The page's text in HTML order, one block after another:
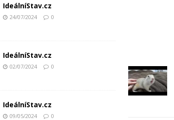
IdeálníStav.cz
24/07/2024 0
IdeálníStav.cz
02/07/2024 0
IdeálníStav.cz
09/05/2024 0